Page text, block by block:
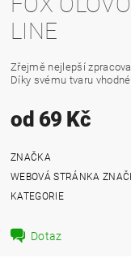
LINE
Zřejmě nejlepší
Díky svému tvaru
od 69 Kč
ZNAČKA
WEBOVÁ STRÁNKA
KATEGORIE
Dotaz